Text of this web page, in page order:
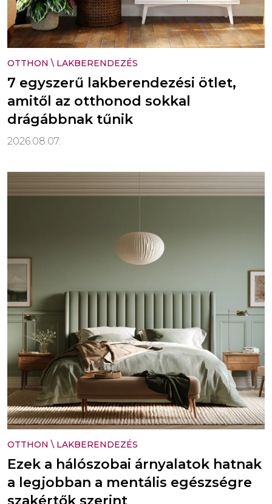
OTTHON \ LAKBERENDEZÉS
7 egyszerű lakberendezési ötlet,
amitől az otthonod sokkal
drágábbnak tűnik
2026.08.07.
OTTHON \ LAKBERENDEZÉS
Ezek a hálószobai árnyalatok hatnak
a legjobban a mentális egészségre
szakértők szerint